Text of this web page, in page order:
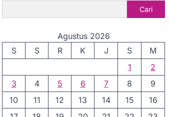
Cari
Agustus 2026
S
S R K J S
M
1
2
3
4 5 6 7 8
9
10
11 12 13 14 15
16